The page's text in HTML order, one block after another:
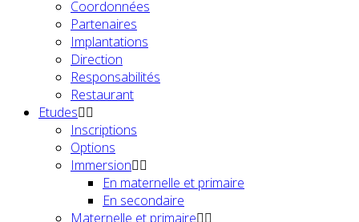
Coordonnées
Partenaires
Implantations
Direction
Responsabilités
Restaurant
Etudes
Inscriptions
Options
Immersion
En maternelle et primaire
En secondaire
Maternelle et primaire